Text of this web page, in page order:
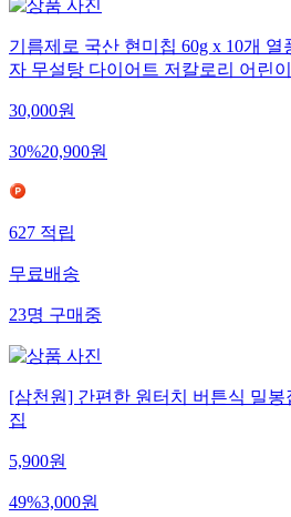
기름제로 국산 현미칩 60g x 10개
자 무설탕 다이어트 저칼로리 어린
30,000원
30%20,900원
627 적립
무료배송
23명 구매중
[삼천원] 간편한 원터치 버튼식 밀
집
5,900원
49%3,000원